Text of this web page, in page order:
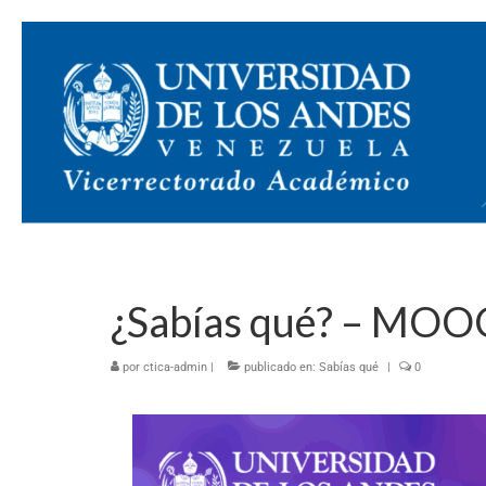
¿Sabías qué? –
por ctica-admin publicado en: Sabías qué 0